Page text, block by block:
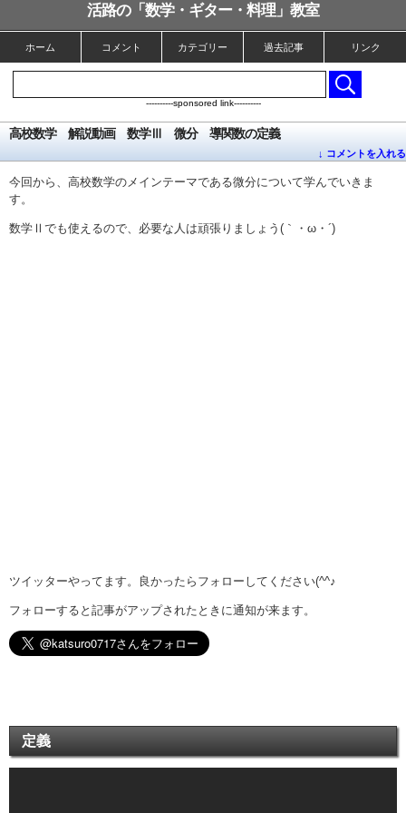
活路の「数学・ギター・料理」教室
ホーム コメント カテゴリー 過去記事 リンク
----------sponsored link----------
高校数学 解説動画 数学Ⅲ 微分 導関数の定義
↓ コメントを入れる
今回から、高校数学のメインテーマである微分について学んでいきま
す。
数学Ⅱでも使えるので、必要な人は頑張りましょう(｀・ω・´)
ツイッターやってます。良かったらフォローしてください(^^♪
フォローすると記事がアップされたときに通知が来ます。
定義